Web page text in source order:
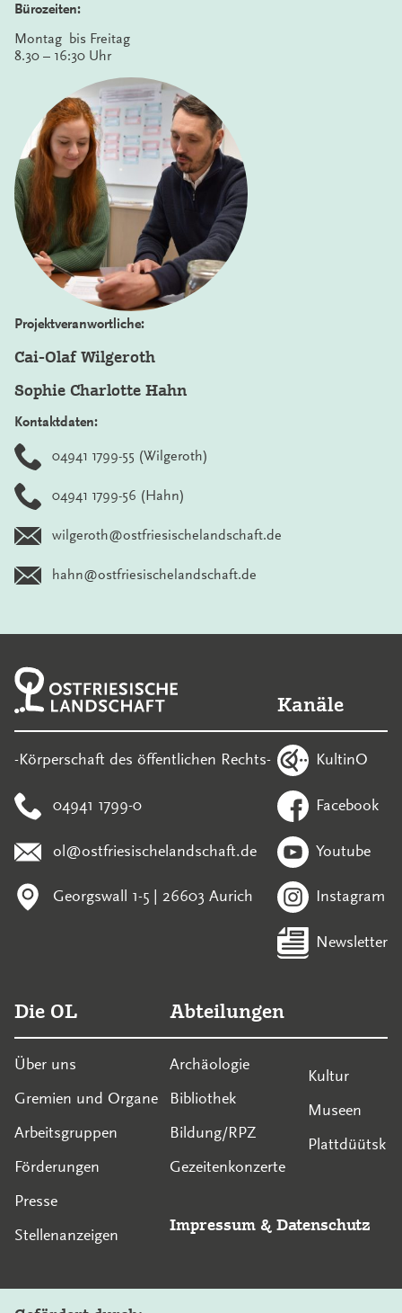
Bürozeiten:
Montag bis Freitag
8.30 – 16:30 Uhr
Projektveranwortliche:
Cai-Olaf Wilgeroth
Sophie Charlotte Hahn
Kontaktdaten:
04941 1799-55 (Wilgeroth)
04941 1799-56 (Hahn)
wilgeroth@ostfriesischelandschaft.de
hahn@ostfriesischelandschaft.de
-Körperschaft des öffentlichen Rechts-
04941 1799-0
ol@ostfriesischelandschaft.de
Georgswall 1-5 | 26603 Aurich
Kanäle
KultinO
Facebook
Youtube
Instagram
Newsletter
Die OL
Über uns
Gremien und Organe
Arbeitsgruppen
Förderungen
Presse
Stellenanzeigen
Abteilungen
Archäologie
Bibliothek
Bildung/RPZ
Gezeitenkonzerte
Kultur
Museen
Plattdüütsk
Impressum & Datenschutz